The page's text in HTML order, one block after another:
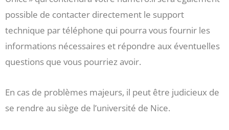
possible de contacter directement le support
technique par téléphone qui pourra vous fournir les
informations nécessaires et répondre aux éventuelles
questions que vous pourriez avoir.
En cas de problèmes majeurs, il peut être judicieux de
se rendre au siège de l’université de Nice.